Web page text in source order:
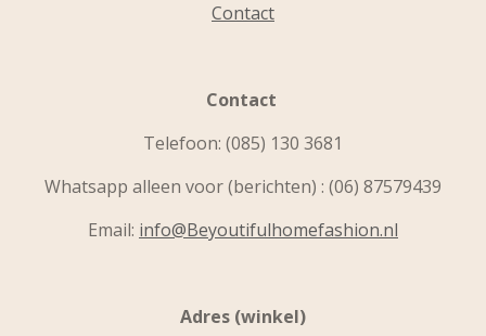
Contact
Contact
Telefoon: (085) 130 3681
Whatsapp alleen voor (berichten) : (06) 87579439
Email: info@Beyoutifulhomefashion.nl
Adres (winkel)